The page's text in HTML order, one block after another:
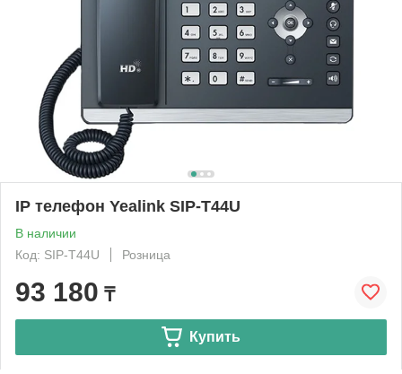
IP телефон Yealink SIP-T44U
В наличии
Код: SIP-T44U
Розница
93 180 ₸
Купить